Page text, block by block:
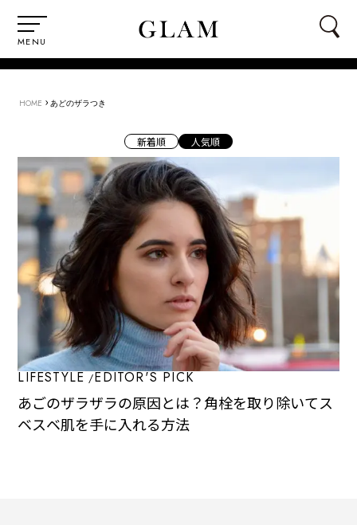
MENU
HOME › あどのザラつき
新着順 人気順
LIFESTYLE EDITOR'S PICK
あごのザラザラの原因とは？角栓を取り除いてス
ベスベ肌を手に入れる方法